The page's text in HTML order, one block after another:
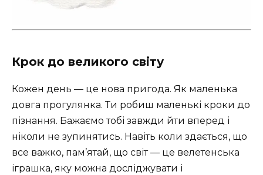
Крок до великого світу
Кожен день — це нова пригода. Як маленька
довга прогулянка. Ти робиш маленькі кроки до
пізнання. Бажаємо тобі завжди йти вперед і
ніколи не зупинятись. Навіть коли здається, що
все важко, пам’ятай, що світ — це велетенська
іграшка, яку можна досліджувати і